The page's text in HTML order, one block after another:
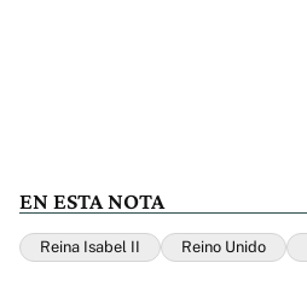
EN ESTA NOTA
Reina Isabel II Reino Unido